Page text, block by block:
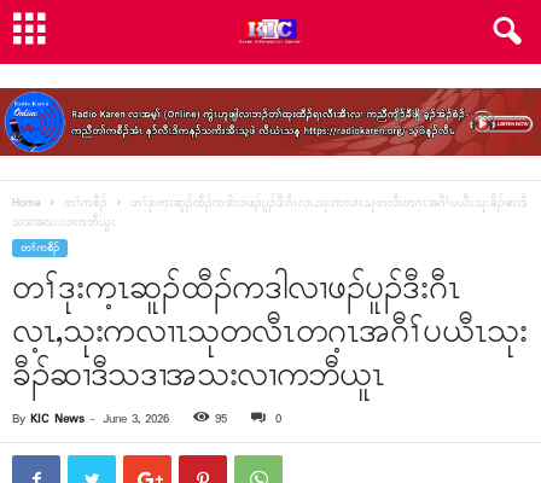
Home တၢ်ကစီၣ်
တၢ်ဒုးက့ၤဆူၣ်ထီၣ်ကဒါလၢဖၣ်ပူၣ်ဒီးဂီၤလ့ၤ,သုးကလၢၤသုတလီၤတဂ့ၤအဂီၢ်ပယီၤသုးခီၣ်ဆၢဒီ
သဒၢအသးလၢကဘီယူၤ
တၢ်ကစီၣ်
တၢ်ဒုးက့ၤဆူၣ်ထီၣ်ကဒါလၢဖၣ်ပူၣ်ဒီးဂီၤ
လ့ၤ,သုးကလၢၤသုတလီၤတဂ့ၤအဂီၢ်ပယီၤသုး
ခီၣ်ဆၢဒီသဒၢအသးလၢကဘီယူၤ
By KIC News - June 3, 2026 95 0